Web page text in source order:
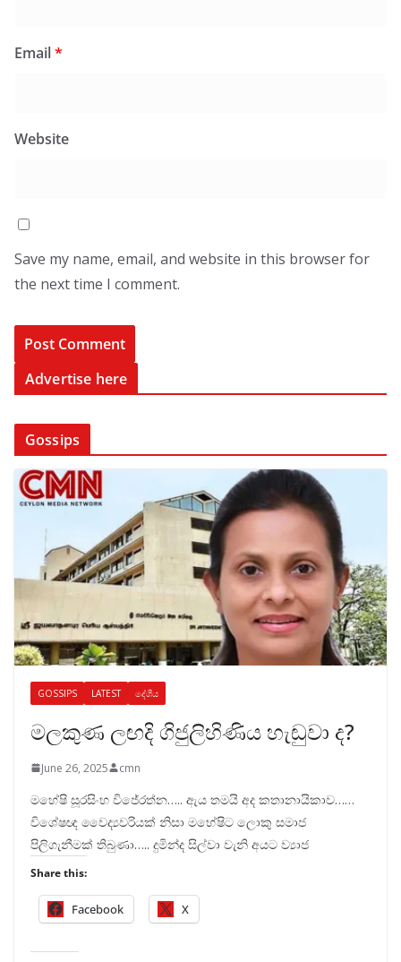
Email*
Website
Save my name, email, and website in this browser for
the next time I comment.
Advertise here
Gossips
GOSSIPS LATEST දේශීය
මලකුණ ලඟදි ගිජුලිහිණිය හැඬුවා ද?
June 26, 2025 cmn
මහේෂි සූරසිංහ විජේරත්න….. ඇය තමයි අද කතානායිකාව……
විශේෂඥ වෛද්‍යවරියක් නිසා මහේෂිට ලොකු සමාජ
පිලිගැනීමක් තිබුණා….. දුමින්ද සිල්වා වැනි අයට ව්‍යාජ
Share this:
Facebook X